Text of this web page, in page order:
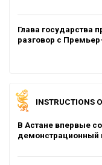
Глава государства
разговор с
INSTRUCTIONS
В Астане впервые
демонстрационный